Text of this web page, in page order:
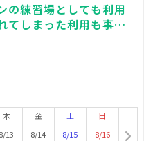
の練習場としても利用
てしまった利用も事前
木
8/13
金
8/14
土
8/15
日
8/16